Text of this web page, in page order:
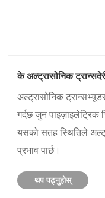
के अल्ट्रासोनिक
अल्ट्रासोनिक
गर्दछ जुन पाइज़ाइलेट्रिक
यसको सतह स्थितिले
प्रभाव पार्छ।
थप पढ्नुहोस्